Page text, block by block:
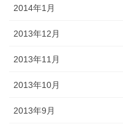
2014年1月
2013年12月
2013年11月
2013年10月
2013年9月